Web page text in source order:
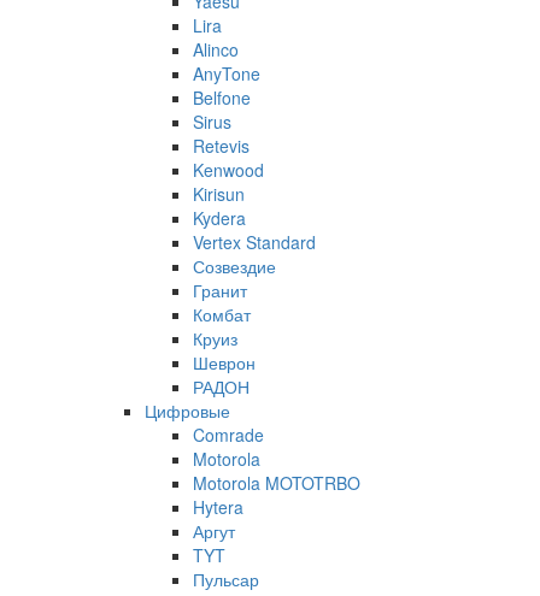
Lira
Alinco
AnyTone
Belfone
Sirus
Retevis
Kenwood
Kirisun
Kydera
Vertex Standard
Созвездие
Гранит
Комбат
Круиз
Шеврон
РАДОН
Цифровые
Comrade
Motorola
Motorola MOTOTRBO
Hytera
Аргут
TYT
Пульсар